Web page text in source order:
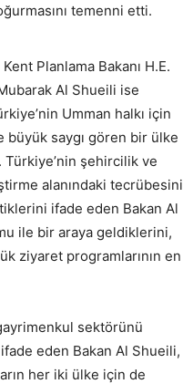
temenni etti.
Planlama Bakanı H.E.
Al Shueili ise
Umman halkı için
büyük saygı gören bir ülke
şehircilik ve
alanındaki tecrübesini
ifade eden Bakan Al
ile bir araya geldiklerini,
ziyaret programlarının en
sektörünü
eden Bakan Al Shueili,
her iki ülke için de